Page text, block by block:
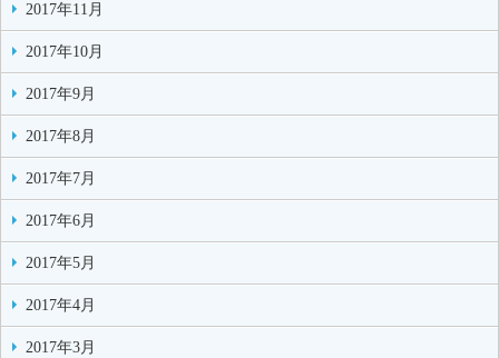
2017年11月
2017年10月
2017年9月
2017年8月
2017年7月
2017年6月
2017年5月
2017年4月
2017年3月